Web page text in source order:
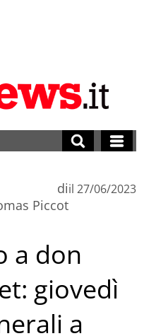
di
Piccot
il 27/06/2023
a don
giovedì
a